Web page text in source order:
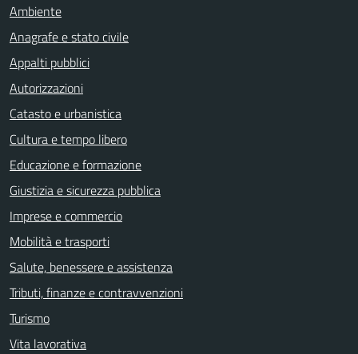
Ambiente
Anagrafe e stato civile
Appalti pubblici
Autorizzazioni
Catasto e urbanistica
Cultura e tempo libero
Educazione e formazione
Giustizia e sicurezza pubblica
Imprese e commercio
Mobilità e trasporti
Salute, benessere e assistenza
Tributi, finanze e contravvenzioni
Turismo
Vita lavorativa